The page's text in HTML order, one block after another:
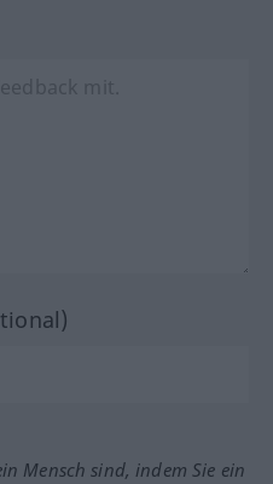
Mensch sind, indem Sie ein